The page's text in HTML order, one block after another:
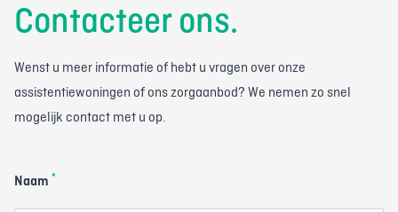
Contacteer ons.
Wenst u meer informatie of hebt u vragen over onze
assistentiewoningen of ons zorgaanbod? We nemen zo snel
mogelijk contact met u op.
Naam *